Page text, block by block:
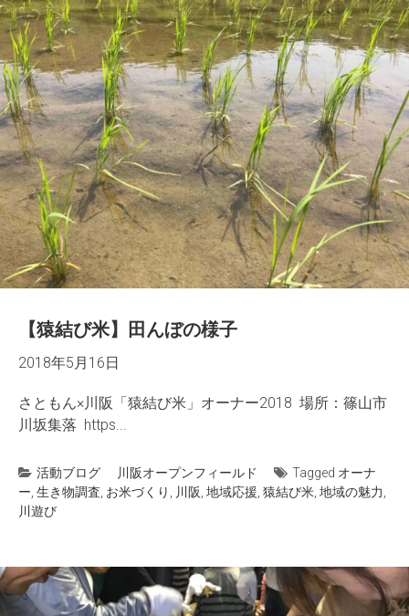
【猿結び米】田んぼの様子
2018年5月16日
さともん×川阪「猿結び米」オーナー2018 場所：篠山市
川坂集落 https...
活動ブログ 川阪オープンフィールド Tagged オーナ
ー 生き物調査 お米づくり 川阪 地域応援 猿結び米 地域の魅力
川遊び